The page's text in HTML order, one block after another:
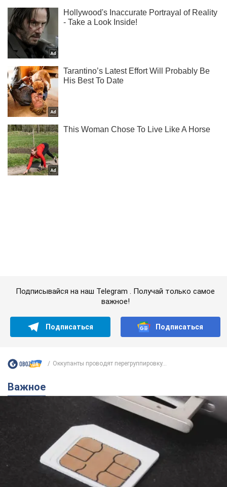
Важное
Украинцы массово переносят свои мобильные
номера на одного и того же оператора: на
какой чаще всего переходят
Мобильные тарифы достигли критического предела
65,7 т.